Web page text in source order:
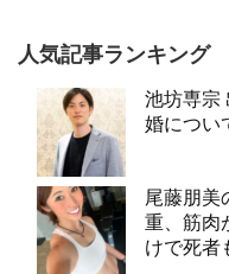
人気記事ランキング
池坊専宗
婚につい
尾藤朋美
重、筋肉
けで死者